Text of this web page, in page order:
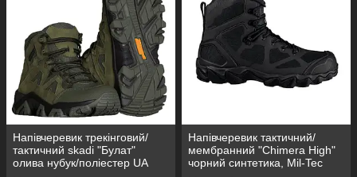
Напівчеревик трекінговий/
тактичний skadi "Булат"
олива нубук/поліестер UA
Напівчеревик тактичний/
мембранний "Chimera High"
чорний синтетика, Mil-Tec